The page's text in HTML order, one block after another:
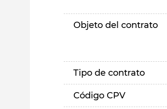
Objeto del contrato
Tipo de contrato
Código CPV